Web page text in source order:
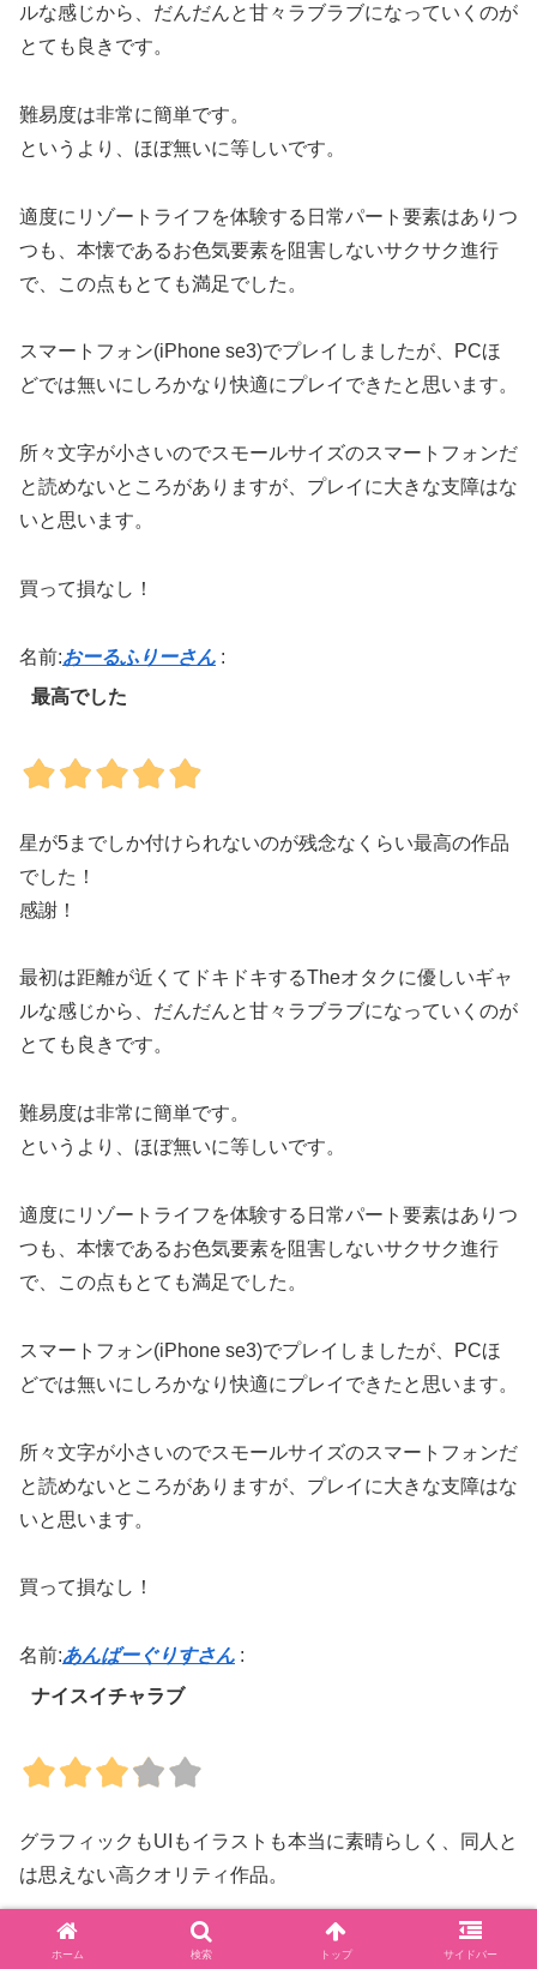
ルな感じから、だんだんと甘々ラブラブになっていくのが
とても良きです。
難易度は非常に簡単です。
というより、ほぼ無いに等しいです。
適度にリゾートライフを体験する日常パート要素はありつ
つも、本懐であるお色気要素を阻害しないサクサク進行
で、この点もとても満足でした。
スマートフォン(iPhone se3)でプレイしましたが、PCほ
どでは無いにしろかなり快適にプレイできたと思います。
所々文字が小さいのでスモールサイズのスマートフォンだ
と読めないところがありますが、プレイに大きな支障はな
いと思います。
買って損なし！
名前:おーるふりーさん :
最高でした
星が5までしか付けられないのが残念なくらい最高の作品
でした！
感謝！
最初は距離が近くてドキドキするTheオタクに優しいギャ
ルな感じから、だんだんと甘々ラブラブになっていくのが
とても良きです。
難易度は非常に簡単です。
というより、ほぼ無いに等しいです。
適度にリゾートライフを体験する日常パート要素はありつ
つも、本懐であるお色気要素を阻害しないサクサク進行
で、この点もとても満足でした。
スマートフォン(iPhone se3)でプレイしましたが、PCほ
どでは無いにしろかなり快適にプレイできたと思います。
所々文字が小さいのでスモールサイズのスマートフォンだ
と読めないところがありますが、プレイに大きな支障はな
いと思います。
買って損なし！
名前:あんばーぐりすさん :
ナイスイチャラブ
グラフィックもUIもイラストも本当に素晴らしく、同人と
は思えない高クオリティ作品。
都度時間帯で何をするかが選択でき、ヒロインの好感度を
ホーム 検索 トップ サイドバー